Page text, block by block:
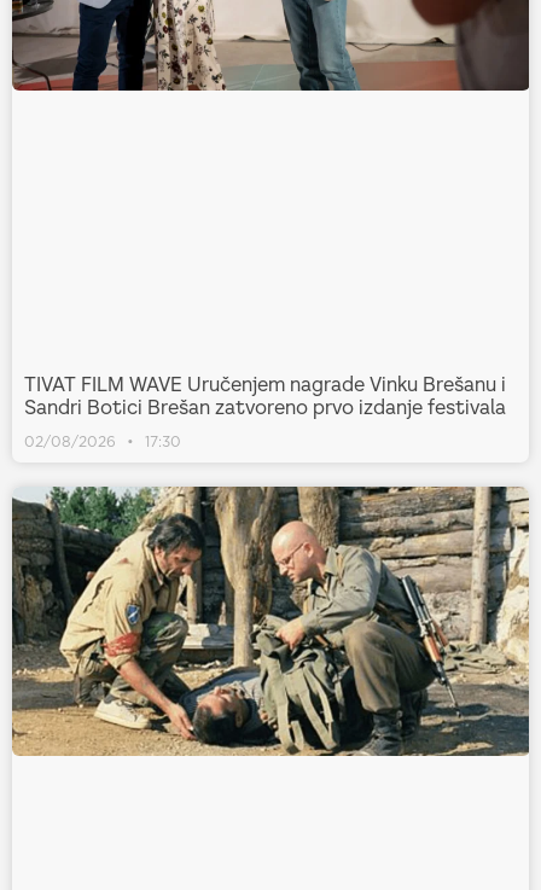
TIVAT FILM WAVE Uručenjem nagrade Vinku Brešanu i
Sandri Botici Brešan zatvoreno prvo izdanje festivala
02/08/2026 17:30